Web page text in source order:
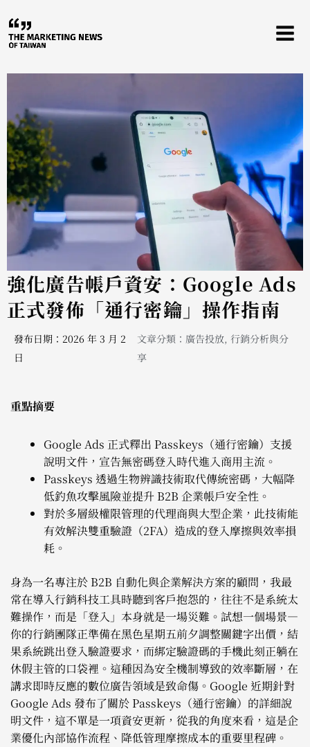
至
主
強化廣告帳戶資安：Google Ads
正式發佈「通行密鑰」操作指南
發布日期：2026 年 3 月 2
日
文章分類： 廣告投放, 行銷分析與分
享
重點摘要
Google Ads 正式釋出 Passkeys（通行密鑰）支援
說明文件，宣告無密碼登入時代進入商用主流。
Passkeys 透過生物辨識技術取代傳統密碼，大幅降
低釣魚攻擊風險並提升 B2B 企業帳戶安全性。
對於多層級權限管理的代理商與大型企業，此技術能
有效解決雙重驗證（2FA）造成的登入摩擦與效率損
耗。
身為一名專注於 B2B 自動化與企業解決方案的顧問，我最
常在導入行銷科技工具時聽到客戶抱怨的，往往不是系統太
難操作，而是「登入」本身就是一場災難。試想一個場景—
你的行銷團隊正準備在黑色星期五前夕調整關鍵字出價，結
果系統跳出登入驗證要求，而綁定驗證碼的手機此刻正躺在
休假主管的口袋裡。這種因為安全機制導致的效率斷層，在
講求即時反應的數位廣告領域是致命傷。Google 近期針對
Google Ads 發布了關於 Passkeys（通行密鑰）的詳細說
明文件，這不單是一項資安更新，從我的角度來看，這是企
業優化內部協作流程、降低管理摩擦成本的重要里程碑。